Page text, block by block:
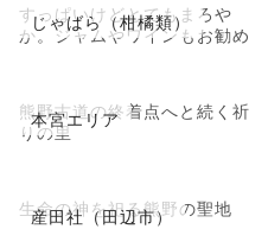
じゃばら（柑橘類）
すっぱいけどとてもまろや
か。ジャムやワインもお勧め
本宮エリア
熊野古道の終着点へと続く祈
りの里
産田社（田辺市）
生命の神を祀る熊野の聖地